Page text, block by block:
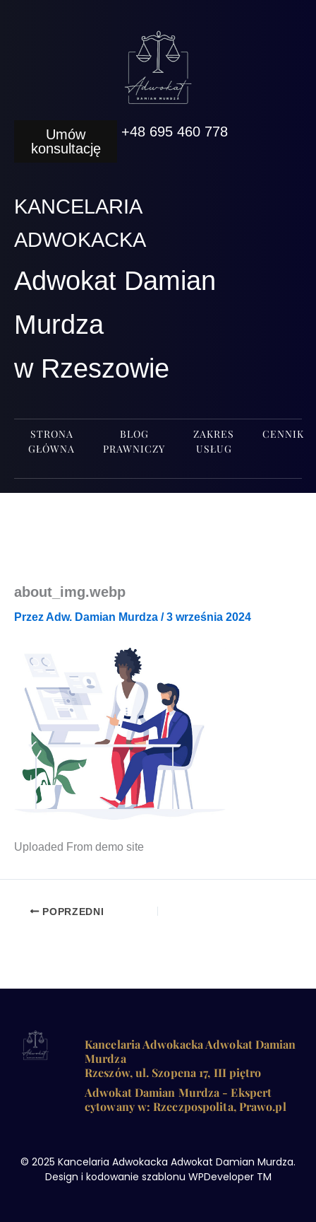
Umów
konsultację
+48 695 460 778
KANCELARIA
ADWOKACKA
Adwokat Damian
Murdza
w Rzeszowie
STRONA
GŁÓWNA
BLOG
PRAWNICZY
ZAKRES
USŁUG
CENNIK
about_img.webp
PrzezAdw. Damian Murdza /3 września 2024
Uplo­aded From demo site
POPRZEDNI
Kancelaria Adwokacka Adwokat Damian
Murdza
Rzeszów, ul. Szopena 17, III piętro
Adwokat Damian Murdza - Ekspert
cytowany w: Rzeczpospolita, Prawo.pl
© 2025 Kancelaria Adwokacka Adwokat Damian Murdza.
Design i kodowanie szablonu WPDeveloper TM